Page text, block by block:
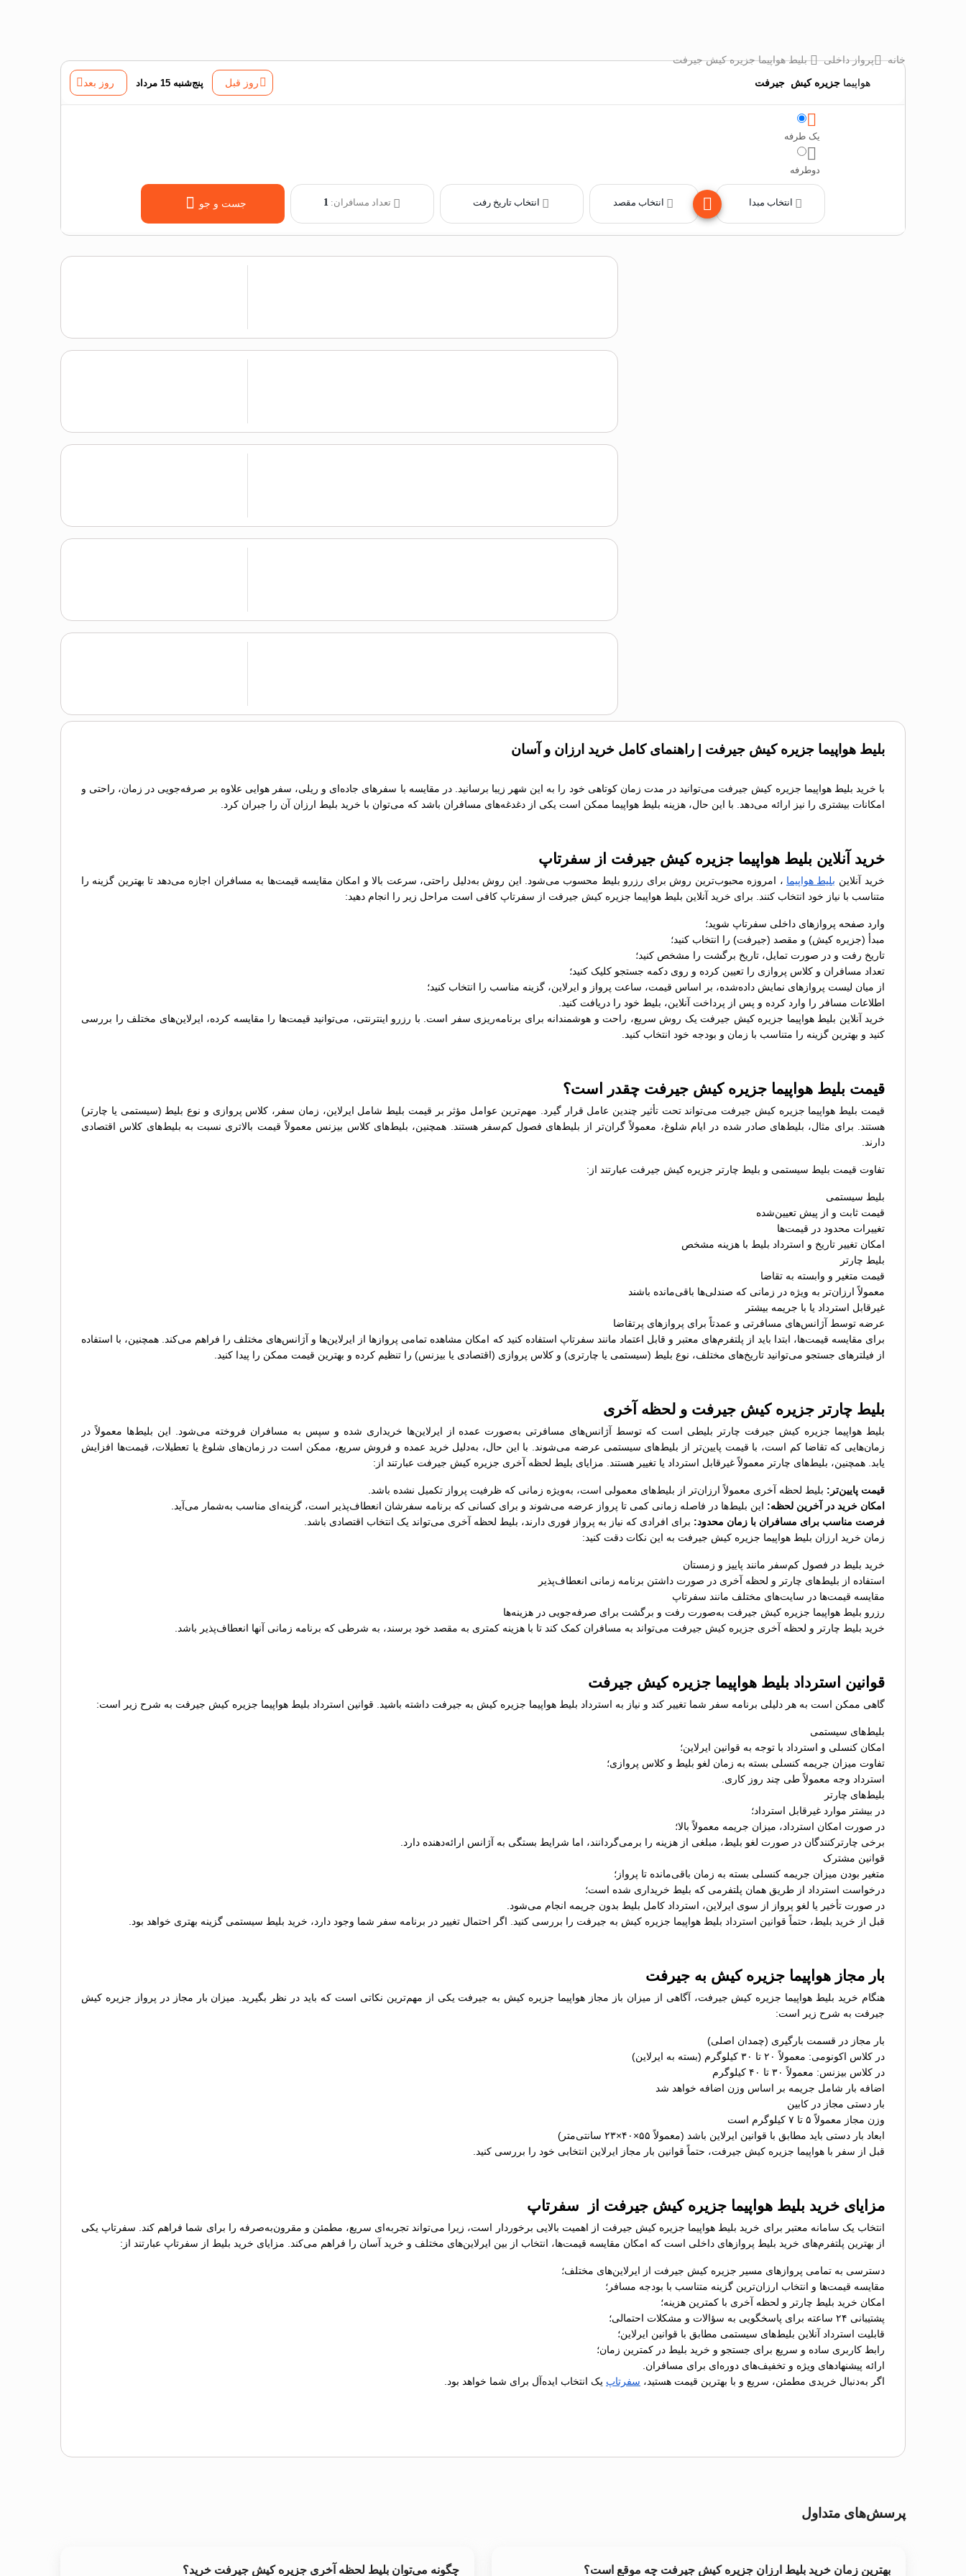
خانه پرواز داخلی
بلیط هواپیما جزیره کیش جیرفت
هواپیما جزیره کیش جیرفت روز قبل پنج‌شنبه 15 مرداد روز بعد
یک طرفه
دوطرفه
انتخاب مبدا انتخاب مقصد تعداد مسافران:1 جست و جو
بلیط هواپیما جزیره کیش جیرفت | راهنمای کامل خرید ارزان و آسان
با خرید بلیط هواپیما جزیره کیش جیرفت می‌توانید در مدت زمان کوتاهی خود را به این شهر زیبا برسانید. در مقایسه با سفرهای جاده‌ای و ریلی، سفر هوایی علاوه بر صرفه‌جویی در زمان، راحتی و
امکانات بیشتری را نیز ارائه می‌دهد. با این حال، هزینه بلیط هواپیما ممکن است یکی از دغدغه‌های مسافران باشد که می‌توان با خرید بلیط ارزان آن را جبران کرد.
خرید آنلاین بلیط هواپیما جزیره کیش جیرفت از سفرتاپ
خرید آنلاین بلیط هواپیما ، امروزه محبوب‌ترین روش برای رزرو بلیط محسوب می‌شود. این روش به‌دلیل راحتی، سرعت بالا و امکان مقایسه قیمت‌ها به مسافران اجازه می‌دهد تا بهترین گزینه را
متناسب با نیاز خود انتخاب کنند. برای خرید آنلاین بلیط هواپیما جزیره کیش جیرفت از سفرتاپ کافی است مراحل زیر را انجام دهید:
وارد صفحه پروازهای داخلی سفرتاپ شوید؛
مبدأ (جزیره کیش) و مقصد (جیرفت) را انتخاب کنید؛
تاریخ رفت و در صورت تمایل، تاریخ برگشت را مشخص کنید؛
تعداد مسافران و کلاس پروازی را تعیین کرده و روی دکمه جستجو کلیک کنید؛
از میان لیست پروازهای نمایش داده‌شده، بر اساس قیمت، ساعت پرواز و ایرلاین، گزینه مناسب را انتخاب کنید؛
اطلاعات مسافر را وارد کرده و پس از پرداخت آنلاین، بلیط خود را دریافت کنید.
خرید آنلاین بلیط هواپیما جزیره کیش جیرفت یک روش سریع، راحت و هوشمندانه برای برنامه‌ریزی سفر است. با رزرو اینترنتی، می‌توانید قیمت‌ها را مقایسه کرده، ایرلاین‌های مختلف را بررسی
کنید و بهترین گزینه را متناسب با زمان و بودجه خود انتخاب کنید.
قیمت بلیط هواپیما جزیره کیش جیرفت چقدر است؟
قیمت بلیط هواپیما جزیره کیش جیرفت می‌تواند تحت تأثیر چندین عامل قرار گیرد. مهم‌ترین عوامل مؤثر بر قیمت بلیط شامل ایرلاین، زمان سفر، کلاس پروازی و نوع بلیط (سیستمی یا چارتر)
هستند. برای مثال، بلیط‌های صادر شده در ایام شلوغ، معمولاً گران‌تر از بلیط‌های فصول کم‌سفر هستند. همچنین، بلیط‌های کلاس بیزنس معمولاً قیمت بالاتری نسبت به بلیط‌های کلاس اقتصادی
دارند.
تفاوت قیمت بلیط سیستمی و بلیط چارتر جزیره کیش جیرفت عبارتند از:
بلیط سیستمی
قیمت ثابت و از پیش تعیین‌شده
تغییرات محدود در قیمت‌ها
امکان تغییر تاریخ و استرداد بلیط با هزینه مشخص
بلیط چارتر
قیمت متغیر و وابسته به تقاضا
معمولاً ارزان‌تر به ویژه در زمانی که صندلی‌ها باقی‌مانده باشند
غیرقابل استرداد یا با جریمه بیشتر
عرضه توسط آژانس‌های مسافرتی و عمدتاً برای پروازهای پرتقاضا
برای مقایسه قیمت‌ها، ابتدا باید از پلتفرم‌های معتبر و قابل اعتماد مانند سفرتاپ استفاده کنید که امکان مشاهده تمامی پروازها از ایرلاین‌ها و آژانس‌های مختلف را فراهم می‌کند. همچنین، با استفاده
از فیلترهای جستجو می‌توانید تاریخ‌های مختلف، نوع بلیط (سیستمی یا چارتری) و کلاس پروازی (اقتصادی یا بیزنس) را تنظیم کرده و بهترین قیمت ممکن را پیدا کنید.
بلیط چارتر جزیره کیش جیرفت و لحظه آخری
بلیط هواپیما جزیره کیش جیرفت چارتر بلیطی است که توسط آژانس‌های مسافرتی به‌صورت عمده از ایرلاین‌ها خریداری شده و سپس به مسافران فروخته می‌شود. این بلیط‌ها معمولاً در
زمان‌هایی که تقاضا کم است، با قیمت پایین‌تر از بلیط‌های سیستمی عرضه می‌شوند. با این حال، به‌دلیل خرید عمده و فروش سریع، ممکن است در زمان‌های شلوغ یا تعطیلات، قیمت‌ها افزایش
یابد. همچنین، بلیط‌های چارتر معمولاً غیرقابل استرداد یا تغییر هستند. مزایای بلیط لحظه آخری جزیره کیش جیرفت عبارتند از:
قیمت پایین‌تر: بلیط لحظه آخری معمولاً ارزان‌تر از بلیط‌های معمولی است، به‌ویژه زمانی که ظرفیت پرواز تکمیل نشده باشد.
امکان خرید در آخرین لحظه: این بلیط‌ها در فاصله زمانی کمی تا پرواز عرضه می‌شوند و برای کسانی که برنامه سفرشان انعطاف‌پذیر است، گزینه‌ای مناسب به‌شمار می‌آید.
فرصت مناسب برای مسافران با زمان محدود: برای افرادی که نیاز به پرواز فوری دارند، بلیط لحظه آخری می‌تواند یک انتخاب اقتصادی باشد.
زمان خرید ارزان بلیط هواپیما جزیره کیش جیرفت به این نکات دقت کنید:
خرید بلیط در فصول کم‌سفر مانند پاییز و زمستان
استفاده از بلیط‌های چارتر و لحظه آخری در صورت داشتن برنامه زمانی انعطاف‌پذیر
مقایسه قیمت‌ها در سایت‌های مختلف مانند سفرتاپ
رزرو بلیط هواپیما جزیره کیش جیرفت به‌صورت رفت و برگشت برای صرفه‌جویی در هزینه‌ها
خرید بلیط چارتر و لحظه آخری جزیره کیش جیرفت می‌تواند به مسافران کمک کند تا با هزینه کمتری به مقصد خود برسند، به شرطی که برنامه زمانی آنها انعطاف‌پذیر باشد.
قوانین استرداد بلیط هواپیما جزیره کیش جیرفت
گاهی ممکن است به هر دلیلی برنامه سفر شما تغییر کند و نیاز به استرداد بلیط هواپیما جزیره کیش به جیرفت داشته باشید. قوانین استرداد بلیط هواپیما جزیره کیش جیرفت به شرح زیر است:
بلیط‌های سیستمی
امکان کنسلی و استرداد با توجه به قوانین ایرلاین؛
تفاوت میزان جریمه کنسلی بسته به زمان لغو بلیط و کلاس پروازی؛
استرداد وجه معمولاً طی چند روز کاری.
بلیط‌های چارتر
در بیشتر موارد غیرقابل استرداد؛
در صورت امکان استرداد، میزان جریمه معمولاً بالا؛
برخی چارترکنندگان در صورت لغو بلیط، مبلغی از هزینه را برمی‌گردانند، اما شرایط بستگی به آژانس ارائه‌دهنده دارد.
قوانین مشترک
متغیر بودن میزان جریمه کنسلی بسته به زمان باقی‌مانده تا پرواز؛
درخواست استرداد از طریق همان پلتفرمی که بلیط خریداری شده است؛
در صورت تأخیر یا لغو پرواز از سوی ایرلاین، استرداد کامل بلیط بدون جریمه انجام می‌شود.
قبل از خرید بلیط، حتماً قوانین استرداد بلیط هواپیما جزیره کیش به جیرفت را بررسی کنید. اگر احتمال تغییر در برنامه سفر شما وجود دارد، خرید بلیط سیستمی گزینه بهتری خواهد بود.
بار مجاز هواپیما جزیره کیش به جیرفت
هنگام خرید بلیط هواپیما جزیره کیش جیرفت، آگاهی از میزان باز مجاز هواپیما جزیره کیش به جیرفت یکی از مهم‌ترین نکاتی است که باید در نظر بگیرید. میزان بار مجاز در پرواز جزیره کیش
جیرفت به شرح زیر است:
بار مجاز در قسمت بارگیری (چمدان اصلی)
در کلاس اکونومی: معمولاً ۲۰ تا ۳۰ کیلوگرم (بسته به ایرلاین)
در کلاس بیزنس: معمولاً ۳۰ تا ۴۰ کیلوگرم
اضافه بار شامل جریمه بر اساس وزن اضافه خواهد شد
بار دستی مجاز در کابین
وزن مجاز معمولاً ۵ تا ۷ کیلوگرم است
ابعاد بار دستی باید مطابق با قوانین ایرلاین باشد (معمولاً ۵۵×۴۰×۲۳ سانتی‌متر)
قبل از سفر با هواپیما جزیره کیش جیرفت، حتماً قوانین بار مجاز ایرلاین انتخابی خود را بررسی کنید.
مزایای خرید بلیط هواپیما جزیره کیش جیرفت از سفرتاپ
انتخاب یک سامانه معتبر برای خرید بلیط هواپیما جزیره کیش جیرفت از اهمیت بالایی برخوردار است، زیرا می‌تواند تجربه‌ای سریع، مطمئن و مقرون‌به‌صرفه را برای شما فراهم کند. سفرتاپ یکی
از بهترین پلتفرم‌های خرید بلیط پروازهای داخلی است که امکان مقایسه قیمت‌ها، انتخاب از بین ایرلاین‌های مختلف و خرید آسان را فراهم می‌کند. مزایای خرید بلیط از سفرتاپ عبارتند از:
دسترسی به تمامی پروازهای مسیر جزیره کیش جیرفت از ایرلاین‌های مختلف؛
مقایسه قیمت‌ها و انتخاب ارزان‌ترین گزینه متناسب با بودجه مسافر؛
امکان خرید بلیط چارتر و لحظه آخری با کمترین هزینه؛
پشتیبانی ۲۴ ساعته برای پاسخگویی به سؤالات و مشکلات احتمالی؛
قابلیت استرداد آنلاین بلیط‌های سیستمی مطابق با قوانین ایرلاین؛
رابط کاربری ساده و سریع برای جستجو و خرید بلیط در کمترین زمان؛
ارائه پیشنهادهای ویژه و تخفیف‌های دوره‌ای برای مسافران.
اگر به‌دنبال خریدی مطمئن، سریع و با بهترین قیمت هستید، سفرتاپ یک انتخاب ایده‌آل برای شما خواهد بود.
پرسش‌های متداول
بهترین زمان خرید بلیط ارزان جزیره کیش جیرفت چه موقع است؟ چگونه می‌توان بلیط لحظه آخری جزیره کیش جیرفت خرید؟